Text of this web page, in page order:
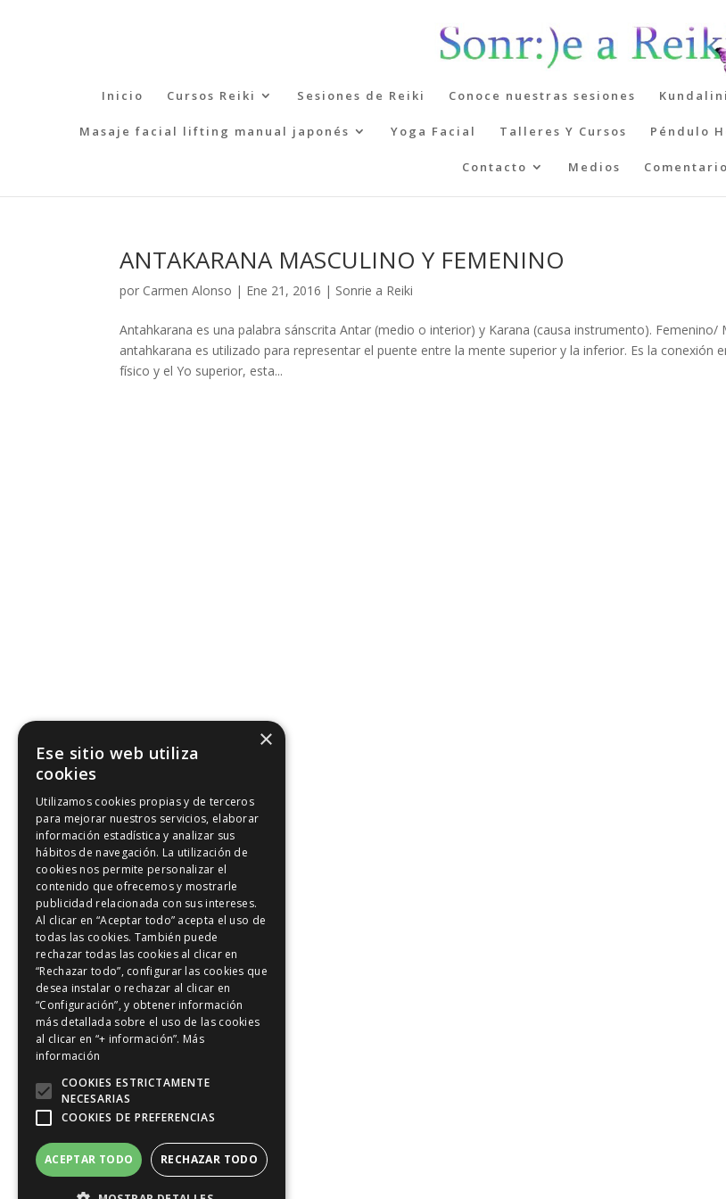
Inicio Cursos Reiki Sesiones de Reiki Conoce nuestras sesiones
Masaje facial lifting manual japonés Yoga Facial Talleres Y Cursos Péndulo
Contacto Medios
ANTAKARANA MASCULINO Y FEMENINO
por Carmen Alonso | Ene 21, 2016 | Sonrie a Reiki
Antahkarana es una palabra sánscrita Antar (medio o interior) y Karana (causa instrumento). Femenino/
antahkarana es utilizado para representar el puente entre la mente superior y la inferior. Es la conexión
físico y el Yo superior, esta...
×
Ese sitio web utiliza
cookies
Utilizamos cookies propias y de terceros
para mejorar nuestros servicios, elaborar
información estadística y analizar sus
hábitos de navegación. La utilización de
cookies nos permite personalizar el
contenido que ofrecemos y mostrarle
publicidad relacionada con sus intereses.
Al clicar en “Aceptar todo” acepta el uso de
todas las cookies. También puede
rechazar todas las cookies al clicar en
“Rechazar todo”, configurar las cookies que
desea instalar o rechazar al clicar en
“Configuración”, y obtener información
más detallada sobre el uso de las cookies
al clicar en “+ información”. Más
información
COOKIES ESTRICTAMENTE
NECESARIAS
COOKIES DE PREFERENCIAS
ACEPTAR TODO RECHAZAR TODO